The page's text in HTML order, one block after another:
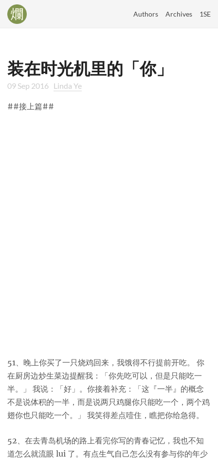
Authors Archives 1SE
装在时光机里的「你」
09 Sep 2016 Linda Ye
##接上篇##
51、晚上你买了一只烧鸡回来，我饿得不行提前开吃。 你
在厨房边炒生菜边提醒我：「你先吃可以，但是只能吃一
半。」 我说：「好」。你接着补充：「这『一半』的概念
不是说体积的一半，而是说两只鸡腿你只能吃一个，两个鸡
翅你也只能吃一个。」 我笑得差点噎住，瞧把你给急得。
52、在去青岛机场的路上看完你写的青春记忆，我也不知
道怎么就流眼 lui 了。有点生气自己怎么没有参与你的年少